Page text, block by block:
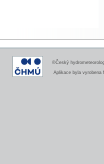
©Český
Aplikace byla vyrobena